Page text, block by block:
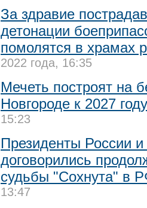
За здравие
детонации
помолятся в храмах
2022 года, 16:35
Мечеть построят на
Новгороде к 2027 году
15:23
Президенты России
договорились
судьбы "Сохнута" в
13:47